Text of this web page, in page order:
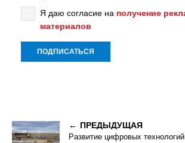
Я даю согласие на получение
материалов
ПРЕДЫДУЩАЯ
Развитие цифровых технологий